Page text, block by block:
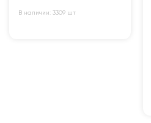
В наличии: 3309 шт